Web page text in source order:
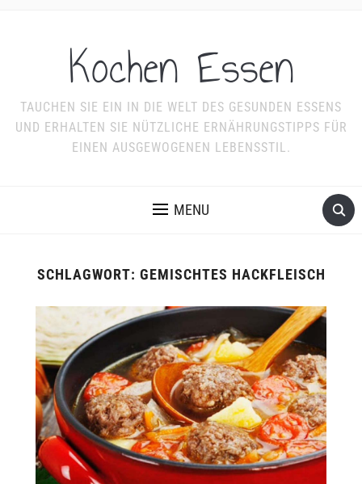
Kochen Essen
TAUCHEN SIE EIN IN DIE WELT DES GESUNDEN ESSENS
UND ERHALTEN SIE NÜTZLICHE ERNÄHRUNGSTIPPS FÜR
EINEN AUSGEWOGENEN LEBENSSTIL.
MENU
SCHLAGWORT: GEMISCHTES HACKFLEISCH